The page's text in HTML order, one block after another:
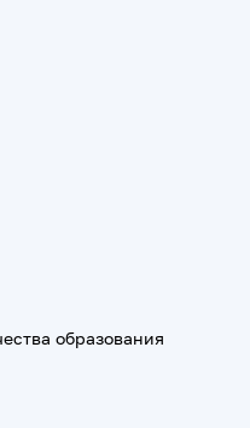
образования